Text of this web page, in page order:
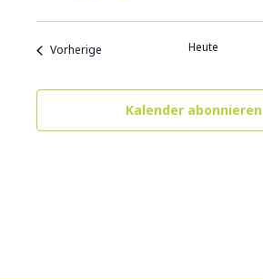
VorherigeVeranstaltungen Heute
Kalender abonnieren